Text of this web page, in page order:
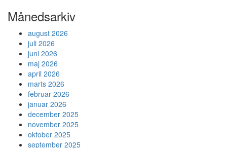
Månedsarkiv
august 2026
juli 2026
juni 2026
maj 2026
april 2026
marts 2026
februar 2026
januar 2026
december 2025
november 2025
oktober 2025
september 2025